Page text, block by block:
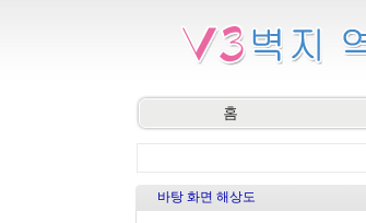
홈
바탕 화면 해상도